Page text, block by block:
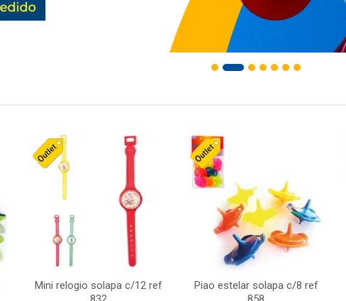
Mini relogio solapa c/12 ref
Piao estelar solapa c/8 ref